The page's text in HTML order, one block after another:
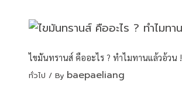
ไขมันทรานส์ คืออะไร ? ทำไมทานแล้วอ้วน !
ทั่วไป / By baepaeliang